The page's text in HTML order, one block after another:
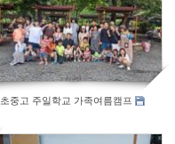
578
초중고 주일학교 가족여름캠프